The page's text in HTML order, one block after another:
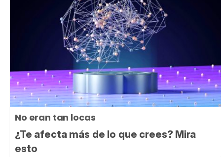
No eran tan locas
¿Te afecta más de lo que crees? Mira
esto